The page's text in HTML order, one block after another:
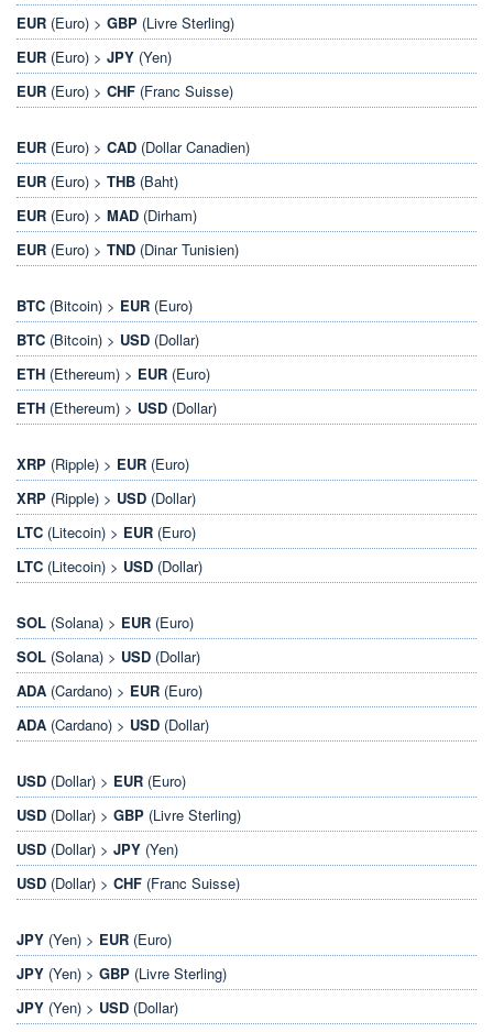
EUR (Euro) > GBP (Livre Sterling)
EUR (Euro) > JPY (Yen)
EUR (Euro) > CHF (Franc Suisse)
EUR (Euro) > CAD (Dollar Canadien)
EUR (Euro) > THB (Baht)
EUR (Euro) > MAD (Dirham)
EUR (Euro) > TND (Dinar Tunisien)
BTC (Bitcoin) > EUR (Euro)
BTC (Bitcoin) > USD (Dollar)
ETH (Ethereum) > EUR (Euro)
ETH (Ethereum) > USD (Dollar)
XRP (Ripple) > EUR (Euro)
XRP (Ripple) > USD (Dollar)
LTC (Litecoin) > EUR (Euro)
LTC (Litecoin) > USD (Dollar)
SOL (Solana) > EUR (Euro)
SOL (Solana) > USD (Dollar)
ADA (Cardano) > EUR (Euro)
ADA (Cardano) > USD (Dollar)
USD (Dollar) > EUR (Euro)
USD (Dollar) > GBP (Livre Sterling)
USD (Dollar) > JPY (Yen)
USD (Dollar) > CHF (Franc Suisse)
JPY (Yen) > EUR (Euro)
JPY (Yen) > GBP (Livre Sterling)
JPY (Yen) > USD (Dollar)